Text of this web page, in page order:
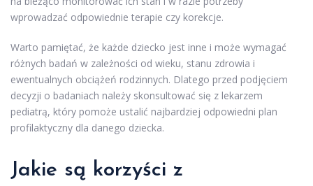
wprowadzać odpowiednie terapie czy korekcje.
Warto pamiętać, że każde dziecko jest inne i może wymagać
różnych badań w zależności od wieku, stanu zdrowia i
ewentualnych obciążeń rodzinnych. Dlatego przed podjęciem
decyzji o badaniach należy skonsultować się z lekarzem
pediatrą, który pomoże ustalić najbardziej odpowiedni plan
profilaktyczny dla danego dziecka.
Jakie są korzyści z